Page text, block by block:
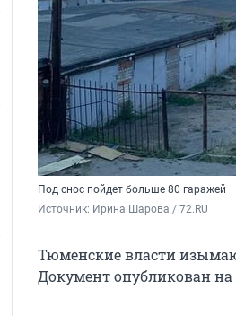
Под снос пойдет больше 80 гаражей
Источник: Ирина Шарова / 72.RU
Тюменские власти
Документ опубликован